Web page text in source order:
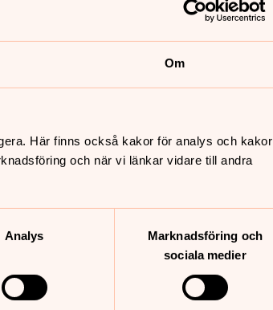
Om
Här finns också kakor för analys och kakor
och när vi länkar vidare till andra
Analys
Marknadsföring och
sociala medier